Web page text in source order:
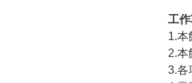
工作
1.本
2.本
3.各